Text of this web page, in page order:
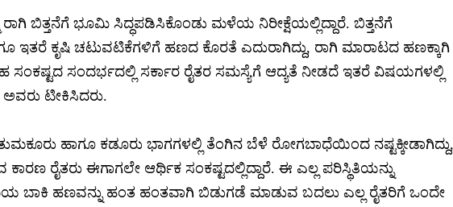
ರಾಗಿ ಬಿತ್ತನೆಗೆ ಭೂಮಿ ಸಿದ್ಧಪಡಿಸಿಕೊಂಡು ಮಳೆಯ ನಿರೀಕ್ಷೆಯಲ್ಲಿದ್ದಾರೆ. ಬಿತ್ತನೆಗೆ
ಇತರೆ ಕೃಷಿ ಚಟುವಟಿಕೆಗಳಿಗೆ ಹಣದ ಕೊರತೆ ಎದುರಾಗಿದ್ದು, ರಾಗಿ ಮಾರಾಟದ ಹಣಕ್ಕಾಗಿ
ಸಂಕಷ್ಟದ ಸಂದರ್ಭದಲ್ಲಿ ಸರ್ಕಾರ ರೈತರ ಸಮಸ್ಯೆಗೆ ಆದ್ಯತೆ ನೀಡದೆ ಇತರೆ ವಿಷಯಗಳಲ್ಲಿ
ಟೀಕಿಸಿದರು.
ಹಾಗೂ ಕಡೂರು ಭಾಗಗಳಲ್ಲಿ ತೆಂಗಿನ ಬೆಳೆ ರೋಗಬಾಧೆಯಿಂದ ನಷ್ಟಕ್ಕೀಡಾಗಿದ್ದು,
ರೈತರು ಈಗಾಗಲೇ ಆರ್ಥಿಕ ಸಂಕಷ್ಟದಲ್ಲಿದ್ದಾರೆ. ಈ ಎಲ್ಲ ಪರಿಸ್ಥಿತಿಯನ್ನು
ಬಾಕಿ ಹಣವನ್ನು ಹಂತ ಹಂತವಾಗಿ ಬಿಡುಗಡೆ ಮಾಡುವ ಬದಲು ಎಲ್ಲ ರೈತರಿಗೆ ಒಂದೇ